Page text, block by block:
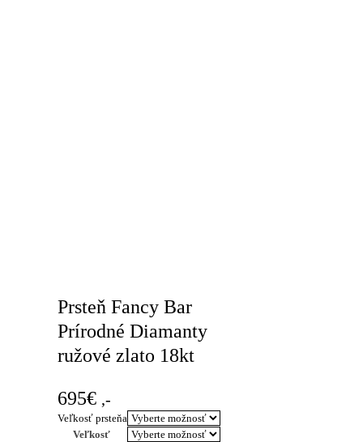
Prsteň Fancy Bar
Prírodné Diamanty
ružové zlato 18kt
695€ ,-
Veľkosť prsteňa
Veľkosť